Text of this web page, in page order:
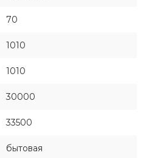
70
1010
1010
30000
33500
бытовая